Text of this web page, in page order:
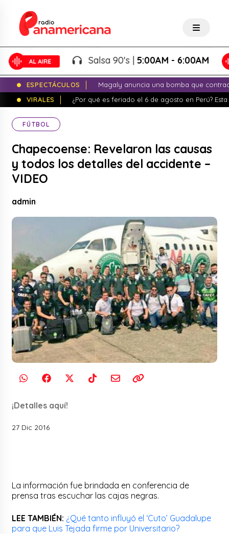
Salsa 90's |5:00AM - 6:00AM
ESPECTÁCULOS
Magaly anuncia una bomba que
VIRALES
¿Por qué es feriado el 6 de agosto en Perú?
FÚTBOL
Chapecoense: Revelaron las causas
y todos los detalles del accidente –
VIDEO
admin
¡Detalles aquí!
27 Dic 2016
La información fue brindada en conferencia de
prensa tras escuchar las cajas negras.
LEE TAMBIÉN: ¿Qué tanto influyó el ‘Cuto’ Guadalupe
para que Luis Tejada firme por Universitario?